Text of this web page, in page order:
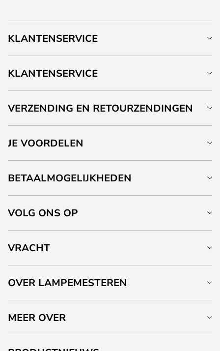
KLANTENSERVICE
KLANTENSERVICE
VERZENDING EN RETOURZENDINGEN
JE VOORDELEN
BETAALMOGELIJKHEDEN
VOLG ONS OP
VRACHT
OVER LAMPEMESTEREN
MEER OVER